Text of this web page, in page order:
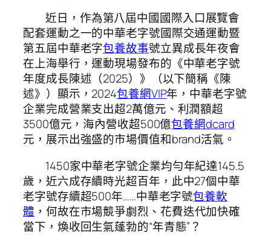
近日，作為第八屆中國國際入口展覽會
配套運動之一的中華老字號國際交通運動暨
第五屆中華老字包養故事號立異成長年夜會
在上海舉行，運動現場發布的《中華老字號
年度成長陳述（2025）》（以下簡稱《陳
述》）顯示，2024包養網VIP年，中華老字號
企業完成營業支出超2萬億元、利潤額超
3500億元，海內營收超500億包養網dcard
元，展示出強盛的市場價值和brand活氣。
1450家中華老字號企業均勻年紀達145.5
歲，近六成存續時光超百年，此中27個中華
老字號存續超500年……中華老字號包養軟
體 ，何故在市場競爭劇烈、花費迭代加快確
當下，煥收回生氣蓬勃的“年青態”？